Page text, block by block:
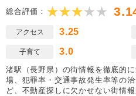
総合評価：
アクセス 3.25
子育て 3.0
渚駅（長野県）の街情報を徹底的
場、犯罪率・交通事故発生率等の
ど、不動産探しに欠かせない街情